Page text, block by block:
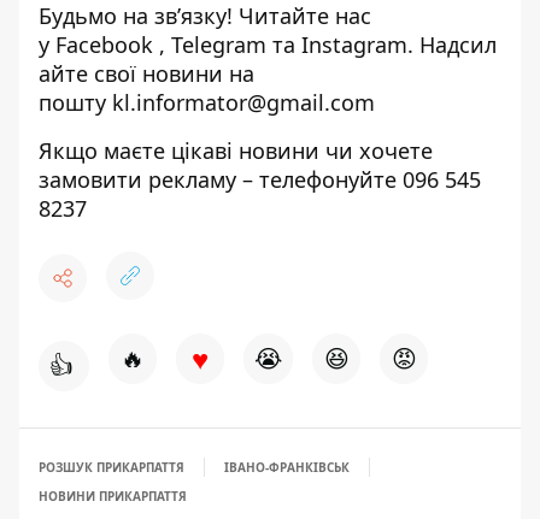
Будьмо на зв’язку! Читайте нас
у Facebook , Telegram та Instagram. Надсил
айте свої новини на
пошту kl.informator@gmail.com
Якщо маєте цікаві новини чи хочете
замовити рекламу – телефонуйте 096 545
8237
👍 🔥 ♥ 😭 😆 😡
РОЗШУК ПРИКАРПАТТЯ
ІВАНО-ФРАНКІВСЬК
НОВИНИ ПРИКАРПАТТЯ